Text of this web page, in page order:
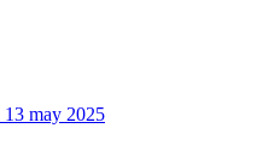
13 may 2025